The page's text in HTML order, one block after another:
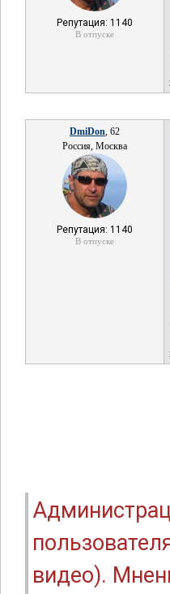
Репутация: 1140
В отпуске
DmiDon, 62
Россия, Москва
Репутация: 1140
В отпуске
видео).